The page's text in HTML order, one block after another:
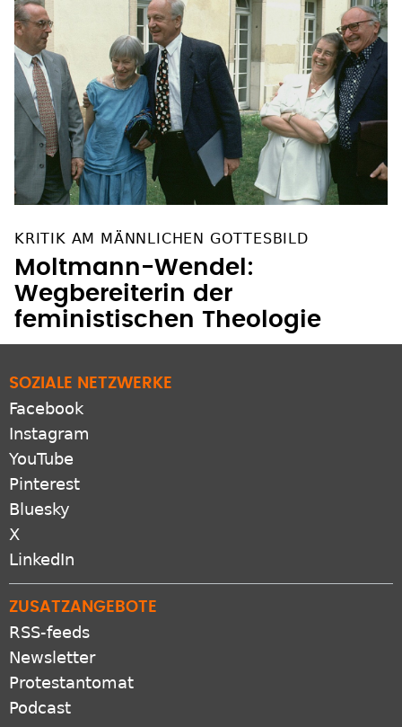
KRITIK AM MÄNNLICHEN GOTTESBILD
Moltmann-Wendel:
Wegbereiterin der
feministischen Theologie
SOZIALE NETZWERKE
Facebook
Instagram
YouTube
Pinterest
Bluesky
X
ZUSATZANGEBOTE
RSS-feeds
Newsletter
Protestantomat